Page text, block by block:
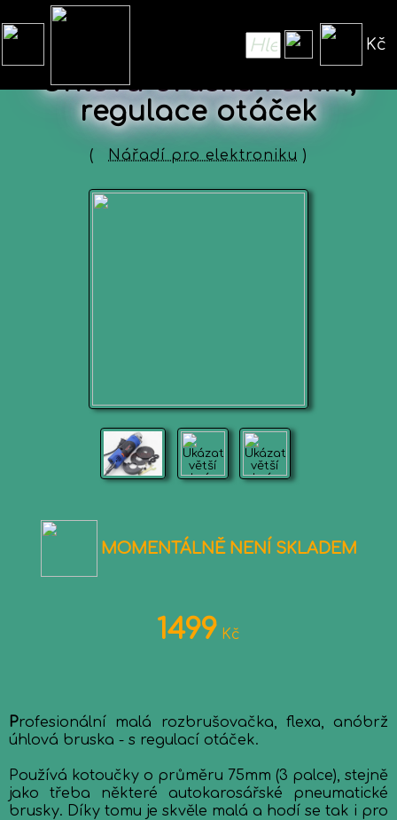
Kč
Úhlová bruska 75mm,
regulace otáček
( Nářadí pro elektroniku )
MOMENTÁLNĚ NENÍ SKLADEM
1499 Kč
Profesionální malá rozbrušovačka, flexa, anóbrž
úhlová bruska - s regulací otáček.
Používá kotoučky o průměru 75mm (3 palce), stejně
jako třeba některé autokarosářské pneumatické
brusky. Díky tomu je skvěle malá a hodí se tak i pro